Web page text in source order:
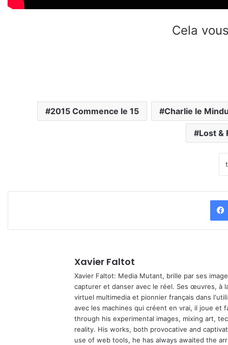
Cela
2015 Commence le 15 Charlie le
Lost &
Xavier Faltot
Xavier Faltot: Media Mutant, brille par ses
capturer et danser avec le réel. Ses œuvres, à
virtuel multimedia et pionnier français dans
avec les machines qui créent en vrai, il joue et
through his experimental images, mixing art,
reality. His works, both provocative and
use of web tools, he has always awaited the